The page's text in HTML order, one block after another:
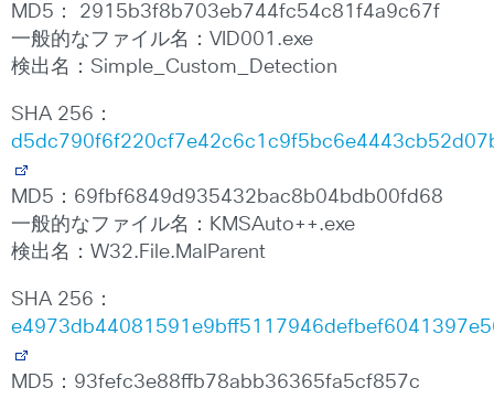
MD5： 2915b3f8b703eb744fc54c81f4a9c67f
一般的なファイル名：VID001.exe
検出名：Simple_Custom_Detection
SHA 256：
MD5：69fbf6849d935432bac8b04bdb00fd68
一般的なファイル名：KMSAuto++.exe
検出名：W32.File.MalParent
SHA 256：
MD5：93fefc3e88ffb78abb36365fa5cf857c